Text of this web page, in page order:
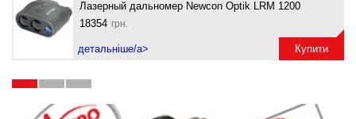
Лазерный дальномер Newcon Optik LRM 1200
18354 грн.
детальніше/a> Купити